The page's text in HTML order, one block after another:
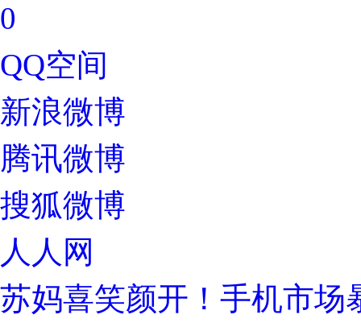
0
QQ空间
新浪微博
腾讯微博
搜狐微博
人人网
苏妈喜笑颜开！手机市